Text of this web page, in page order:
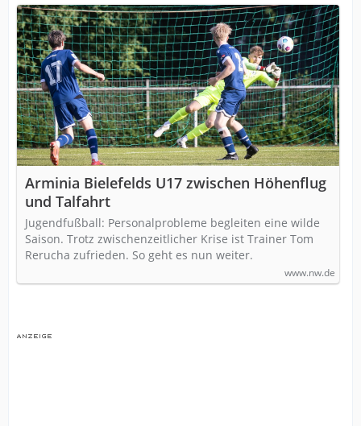
Arminia Bielefelds U17 zwischen Höhenflug
und Talfahrt
Jugendfußball: Personalprobleme begleiten eine wilde
Saison. Trotz zwischenzeitlicher Krise ist Trainer Tom
Rerucha zufrieden. So geht es nun weiter.
www.nw.de